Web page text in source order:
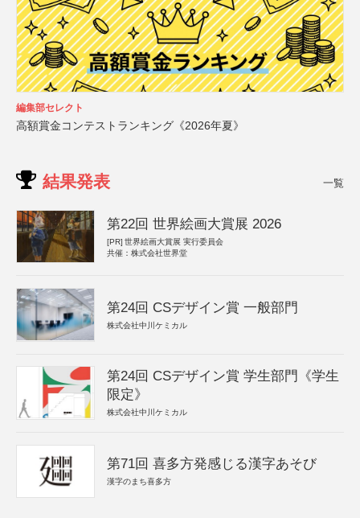
編集部セレクト
高額賞金コンテストランキング《2026年夏》
結果発表 一覧
第22回 世界絵画大賞展 2026
[PR] 世界絵画大賞展 実行委員会
共催：株式会社世界堂
第24回 CSデザイン賞 一般部門
株式会社中川ケミカル
第24回 CSデザイン賞 学生部門《学生
限定》
株式会社中川ケミカル
第71回 喜多方発感じる漢字あそび
漢字のまち喜多方